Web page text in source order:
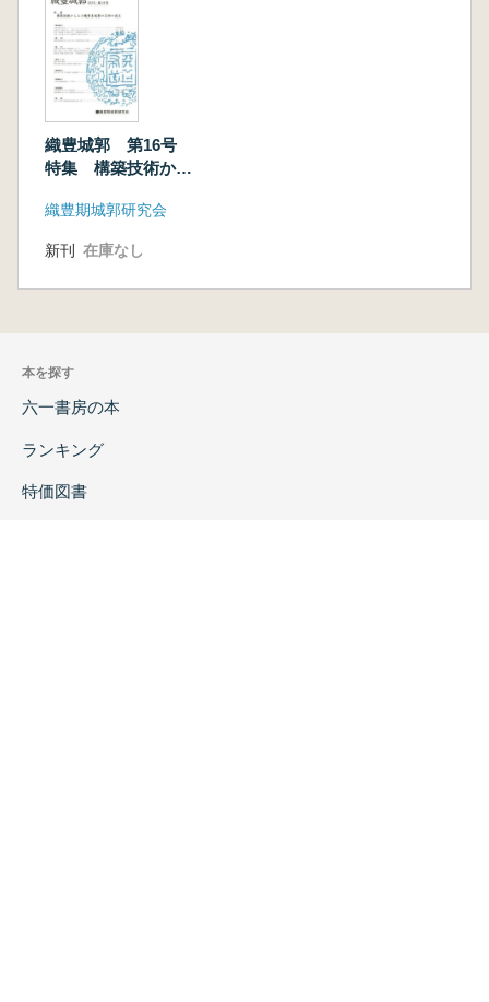
織豊城郭 第16号
特集 構築技術から
垣の成立
織豊期城郭研究会
新刊 在庫なし
本を探す
六一書房の本
ランキング
特価図書